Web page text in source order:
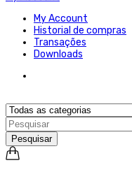
My Account
Historial de compras
Transações
Downloads
Pesquisar